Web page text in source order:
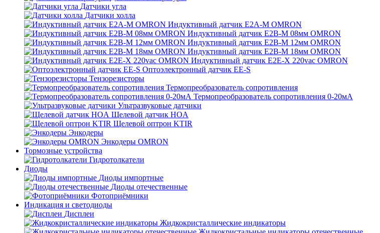
Датчики угла
Датчики холла
Индуктивный датчик E2A-M OMRON
Индуктивный датчик E2B-M 08мм OMRON
Индуктивный датчик E2B-M 12мм OMRON
Индуктивный датчик E2B-M 18мм OMRON
Индуктивный датчик E2E-X 220vac OMRON
Оптоэлектронный датчик EE-S
Тензорезисторы
Термопреобразователь сопротивления
Термопреобразователь сопротивления 0-20мА
Ультразвуковые датчики
Щелевой датчик HOA
Щелевой оптрон KTIR
Энкодеры
Энкодеры OMRON
Тормозные устройства
Гидротолкатели
Диоды
Диоды импортные
Диоды отечественные
Фотоприёмники
Индикация и светодиоды
Дисплеи
Жидкокристаллические индикаторы